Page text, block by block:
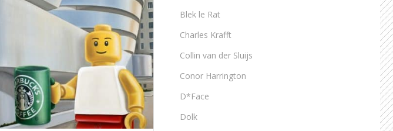
Blek le Rat
Charles Krafft
Collin van der Sluijs
Conor Harrington
D*Face
Dolk